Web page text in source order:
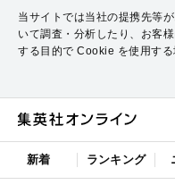
当サイトでは当社の提携先等
いて調査・分析したり、お客
する目的で Cookie を使用する
新着 ランキング